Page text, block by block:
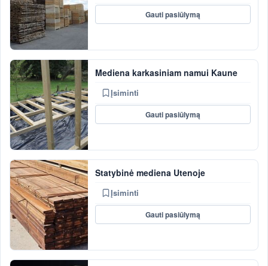
Gauti pasiūlymą
Mediena karkasiniam namui Kaune
Įsiminti
Gauti pasiūlymą
Statybinė mediena Utenoje
Įsiminti
Gauti pasiūlymą